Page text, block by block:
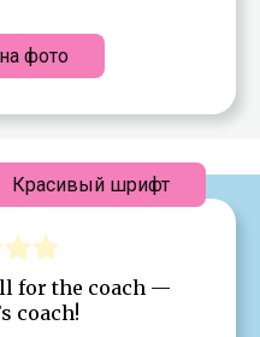
фото
for the coach —
coach!
Красивый шрифт